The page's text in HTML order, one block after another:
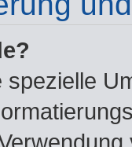
spezielle